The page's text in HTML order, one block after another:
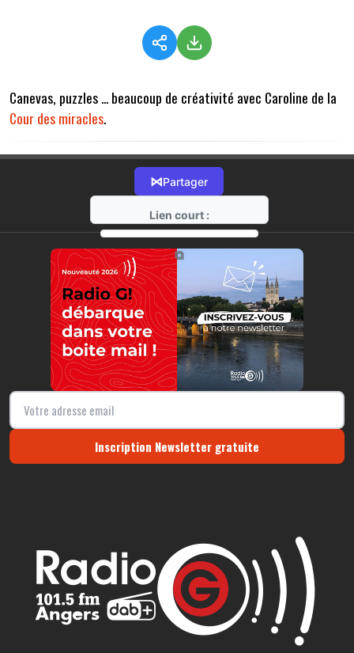
Canevas, puzzles ... beaucoup de créativité avec Caroline de la
Cour des miracles.
⋈Partager
Lien court :
https://radio-g.fr?17447
⧉
Inscription Newsletter gratuite